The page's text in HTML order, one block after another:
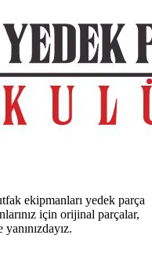
ekipmanları yedek parça
için orijinal parçalar,